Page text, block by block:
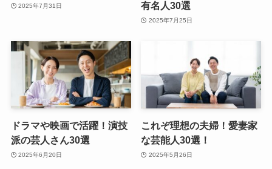
2025年7月31日
有名人30選
2025年7月25日
ドラマや映画で活躍！演技
派の芸人さん30選
2025年6月20日
これぞ理想の夫婦！愛妻家
な芸能人30選！
2025年5月26日